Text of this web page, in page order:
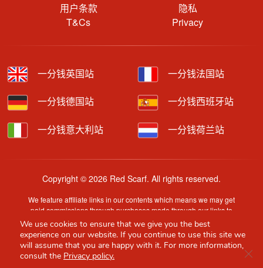
用户条款
T&Cs
隐私
Privacy
一分钱英国站 一分钱法国站
一分钱德国站 一分钱西班牙站
一分钱意大利站 一分钱荷兰站
Copyright © 2026 Red Scarf. All rights reserved.
We feature affiliate links in our contents which means we may get
paid commissions through purchases made through our links to
retailer sites.
Content is provided by users, brands or merchants. Some
information may have been generated by AI and is provided for
guidance only. Accuracy and availability may change without prior
We use cookies to ensure that we give you the best
experience on our website. If you continue to use this site we
will assume that you are happy with it. For more information,
consult the Privacy policy.